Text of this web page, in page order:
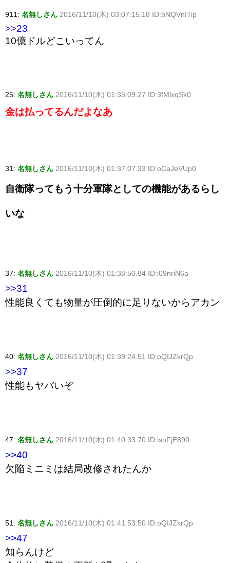
911: 名無しさん 2016/11/10(木) 03:07:15.18 ID:bNQVnITip
>>23
10億ドルどこいってん
25: 名無しさん 2016/11/10(木) 01:35:09.27 ID:3fMlxqSk0
金は払ってるんだよなあ
31: 名無しさん 2016/11/10(木) 01:37:07.33 ID:oCaJeVUp0
自衛隊ってもう十分軍隊としての機能があるらし
いな
37: 名無しさん 2016/11/10(木) 01:38:50.84 ID:i09nriN6a
>>31
性能良くても物量が圧倒的に足りないからアカン
40: 名無しさん 2016/11/10(木) 01:39:24.51 ID:oQIJZkrQp
>>37
性能もヤバいぞ
47: 名無しさん 2016/11/10(木) 01:40:33.70 ID:isoFjE890
>>40
欠陥ミニミは結局改修されたんか
51: 名無しさん 2016/11/10(木) 01:41:53.50 ID:oQIJZkrQp
>>47
知らんけど